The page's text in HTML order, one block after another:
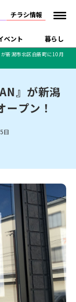
チラシ情報
ベント 暮らし
越
越
新潟市北区
新潟市西蒲区
燕・弥彦
・南魚沼・湯沢
店
地レポート
食
ンチ
季節・期間限定
デカ盛り・大盛り
そば・うどん
り・伝統行事
イブ・コンサート
いがた酒の陣・新潟
入場無料
アルビレックス
宅メーカー・工務
店
ス・ジム
旅館
水族館
ユース・買取
万代・ラブラ2
ア万代
ンタビュー
ッグストア・ホーム
ター
家電・携帯電話
イベント
求人
・見附 チラシ
週末セール
新潟市北区白新町に10月
』が新潟
プン！
日